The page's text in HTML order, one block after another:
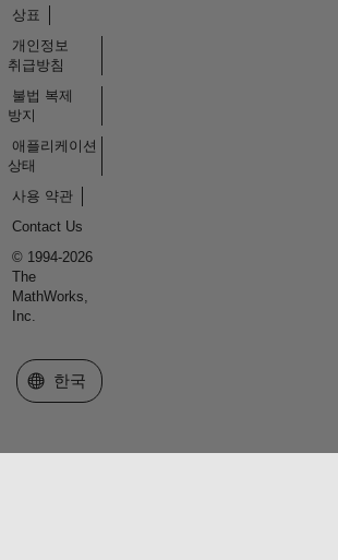
상표
개인정보
취급방침
불법 복제
방지
애플리케이션
상태
사용 약관
Contact Us
© 1994-2026
The
MathWorks,
Inc.
웹사이트 선택
한국